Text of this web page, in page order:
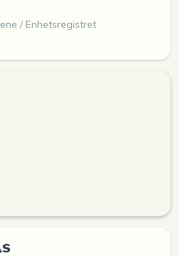
/ Enhetsregistret